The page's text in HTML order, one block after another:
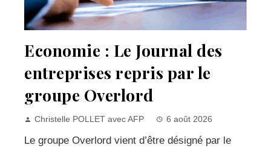
Economie : Le Journal des
entreprises repris par le
groupe Overlord
Christelle POLLET avec AFP 6 août 2026
Le groupe Overlord vient d’être désigné par le